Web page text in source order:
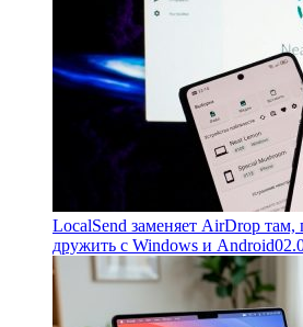
LocalSend заменяет AirDrop там,
дружить с Windows и Android